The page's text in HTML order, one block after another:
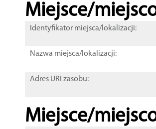
Miejsce/
Identyfikator miejsca/lokalizacji:
Nazwa miejsca/lokalizacji:
Adres URI zasobu:
Miejsce/